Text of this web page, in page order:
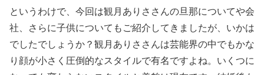
というわけで、今回は観月ありささんの旦那についてや会
社、さらに子供についてもご紹介してきましたが、いかは
でしたでしょうか？観月ありささんは芸能界の中でもかな
り顔が小さく圧倒的なスタイルで有名ですよね。いくつに